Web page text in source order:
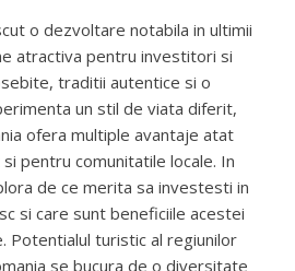
o dezvoltare notabila in ultimii
atractiva pentru investitori si
traditii autentice si o
un stil de viata diferit,
ofera multiple avantaje atat
pentru comunitatile locale. In
de ce merita sa investesti in
si care sunt beneficiile acestei
Potentialul turistic al regiunilor
se bucura de o diversitate